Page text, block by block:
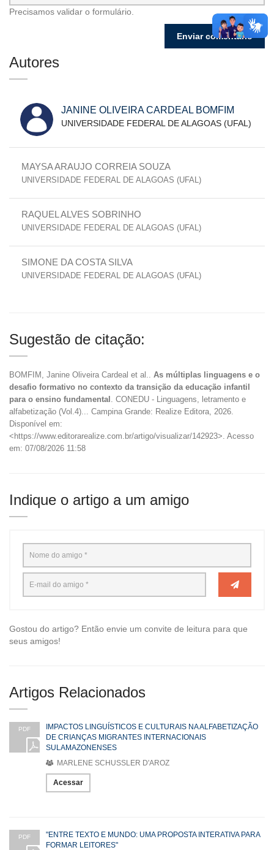
Precisamos validar o formulário.
Autores
JANINE OLIVEIRA CARDEAL BOMFIM
UNIVERSIDADE FEDERAL DE ALAGOAS (UFAL)
MAYSA ARAUJO CORREIA SOUZA
UNIVERSIDADE FEDERAL DE ALAGOAS (UFAL)
RAQUEL ALVES SOBRINHO
UNIVERSIDADE FEDERAL DE ALAGOAS (UFAL)
SIMONE DA COSTA SILVA
UNIVERSIDADE FEDERAL DE ALAGOAS (UFAL)
Sugestão de citação:
BOMFIM, Janine Oliveira Cardeal et al.. As múltiplas linguagens e o
desafio formativo no contexto da transição da educação infantil
para o ensino fundamental . CONEDU - Linguagens, letramento e
alfabetização (Vol.4)... Campina Grande: Realize Editora, 2026.
Disponível em:
<https://www.editorarealize.com.br/artigo/visualizar/142923>. Acesso
em: 07/08/2026 11:58
Indique o artigo a um amigo
Gostou do artigo? Então envie um convite de leitura para que
seus amigos!
Artigos Relacionados
PDF
IMPACTOS LINGUÍSTICOS E CULTURAIS NA ALFABETIZAÇÃO
DE CRIANÇAS MIGRANTES INTERNACIONAIS
SULAMAZONENSES
MARLENE SCHUSSLER D'AROZ
Acessar
PDF
"ENTRE TEXTO E MUNDO: UMA PROPOSTA INTERATIVA PARA
FORMAR LEITORES"